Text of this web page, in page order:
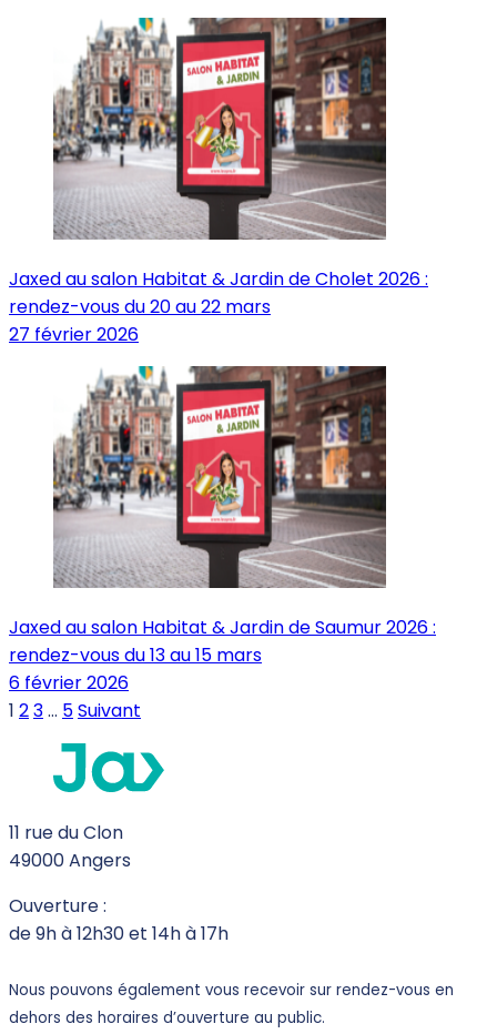
Jaxed au salon Habitat & Jardin de Cholet 2026 :
rendez-vous du 20 au 22 mars
27 février 2026
Jaxed au salon Habitat & Jardin de Saumur 2026 :
rendez-vous du 13 au 15 mars
6 février 2026
1 23… 5Suivant
11 rue du Clon
49000 Angers
Ouverture :
de 9h à 12h30 et 14h à 17h
Nous pouvons également vous recevoir sur rendez-vous en
dehors des horaires d’ouverture au public.